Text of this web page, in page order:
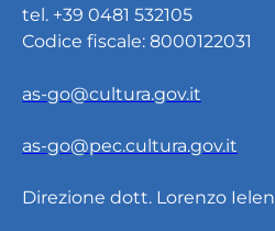
tel. +39 0481 532105
Codice fiscale: 8000122031
as-go@cultura.gov.it
as-go@pec.cultura.gov.it
Direzione dott. Lorenzo Ielen